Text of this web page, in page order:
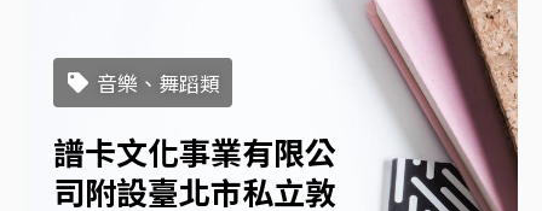
音樂、舞蹈類
譜卡文化事業有限公
司附設臺北市私立敦